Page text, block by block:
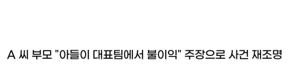
A 씨 부모 "아들이 대표팀에서 불이익" 주장으로 사건 재조명